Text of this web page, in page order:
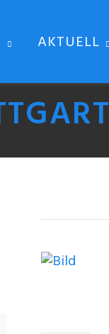
AKTUELL